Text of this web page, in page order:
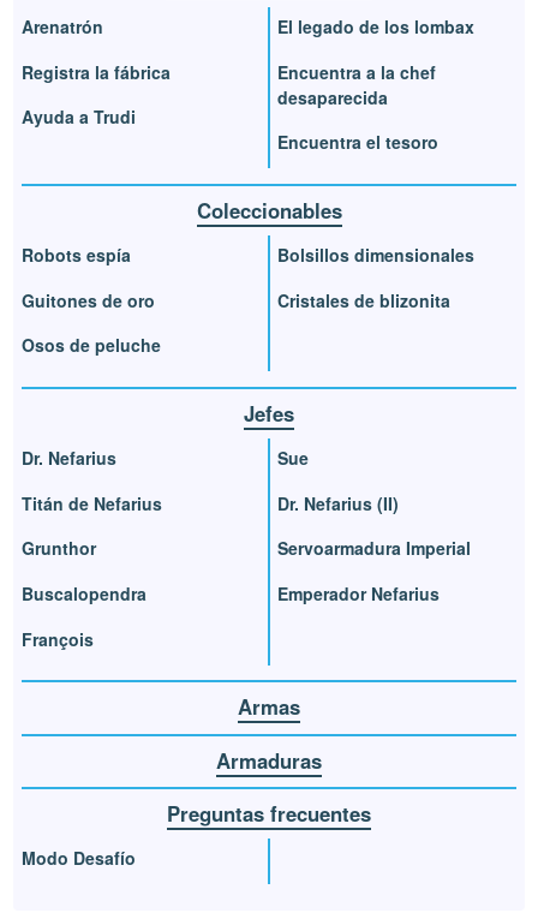
Arenatrón
Registra la fábrica
Ayuda a Trudi
El legado de los lombax
Encuentra a la chef
desaparecida
Encuentra el tesoro
Coleccionables
Robots espía
Guitones de oro
Osos de peluche
Bolsillos dimensionales
Cristales de blizonita
Jefes
Dr. Nefarius
Titán de Nefarius
Grunthor
Buscalopendra
François
Sue
Dr. Nefarius (II)
Servoarmadura Imperial
Emperador Nefarius
Armas
Armaduras
Preguntas frecuentes
Modo Desafío